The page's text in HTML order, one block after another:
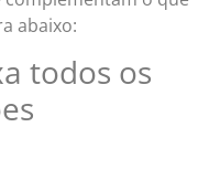
abaixo:
todos os